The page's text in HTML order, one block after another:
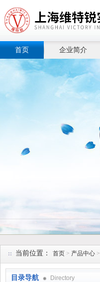
上海维特锐实业发展有限公
首页 企业简介
当前位置： 首页 > 产品中心 >
目录导航 Directory